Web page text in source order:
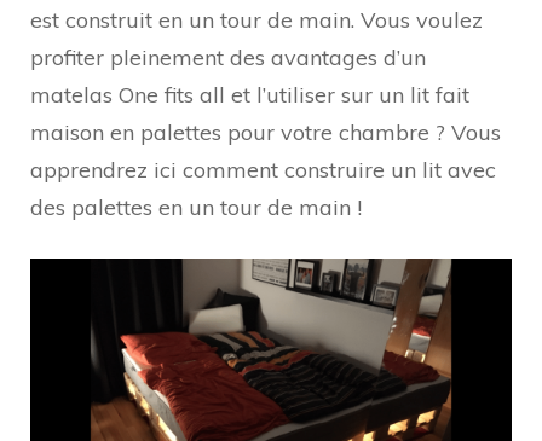
est construit en un tour de main. Vous voulez
profiter pleinement des avantages d’un
matelas One fits all et l’utiliser sur un lit fait
maison en palettes pour votre chambre ? Vous
apprendrez ici comment construire un lit avec
des palettes en un tour de main !